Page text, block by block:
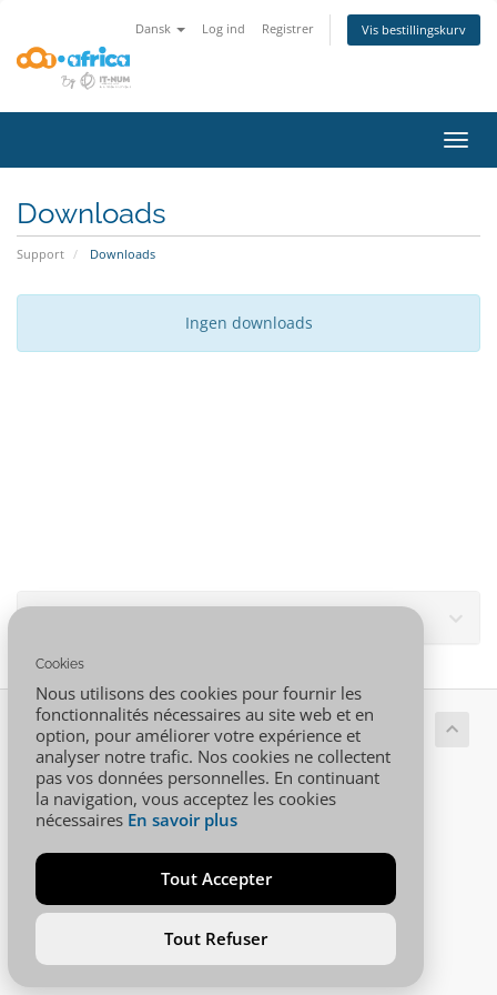
Dansk Log ind Registrer Vis bestillingskurv
Skift
Downloads
Support Downloads
Ingen downloads
Ophavsret © 2026 001.AFRICA. Alle rettigheder forbeholdes.
Cookies
Nous utilisons des cookies pour fournir les
fonctionnalités nécessaires au site web et en
option, pour améliorer votre expérience et
analyser notre trafic. Nos cookies ne collectent
pas vos données personnelles. En continuant
la navigation, vous acceptez les cookies
nécessaires En savoir plus
Tout Accepter
Tout Refuser